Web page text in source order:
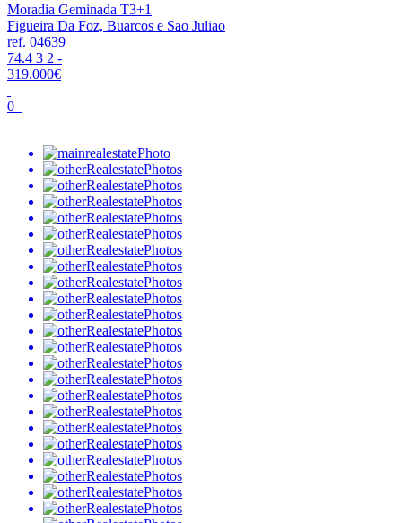
Moradia Geminada T3+1
Figueira Da Foz, Buarcos e Sao Juliao
ref. 04639
74.4 3 2 -
319.000€
0